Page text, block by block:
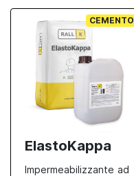
CEMENTO
ElastoKappa
Impermeabilizzante ad